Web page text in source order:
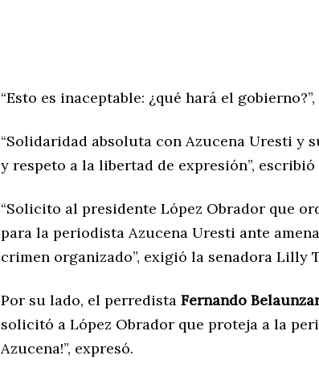
“Esto es inaceptable: ¿qué hará el
“Solidaridad absoluta con Azucena Uresti y
y respeto a la libertad de expresión”,
“Solicito al presidente López Obrador que
para la periodista Azucena Uresti ante
crimen organizado”, exigió la senadora Lilly
Por su lado, el perredista Fernando
solicitó a López Obrador que proteja a la
Azucena!”, expresó.